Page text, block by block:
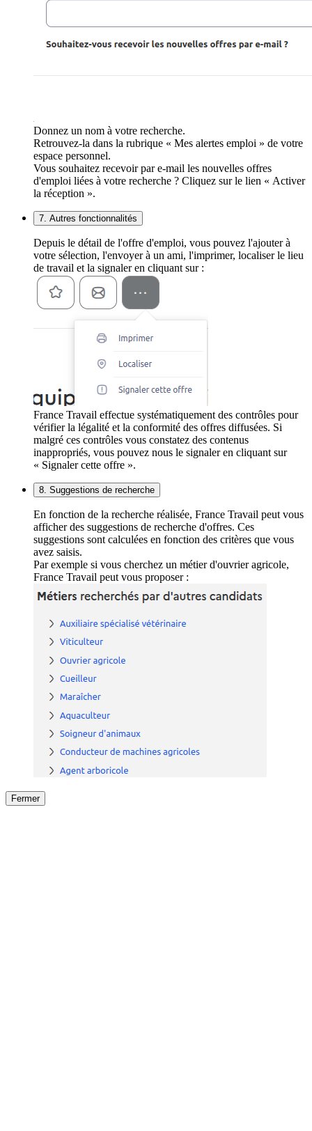
Donnez un nom à votre recherche.
Retrouvez-la dans la rubrique « Mes alertes emploi » de votre
espace personnel.
Vous souhaitez recevoir par e-mail les nouvelles offres
d'emploi liées à votre recherche ? Cliquez sur le lien « Activer
la réception ».
7. Autres fonctionnalités
Depuis le détail de l'offre d'emploi, vous pouvez l'ajouter à
votre sélection, l'envoyer à un ami, l'imprimer, localiser le lieu
de travail et la signaler en cliquant sur :
France Travail effectue systématiquement des contrôles pour
vérifier la légalité et la conformité des offres diffusées. Si
malgré ces contrôles vous constatez des contenus
inappropriés, vous pouvez nous le signaler en cliquant sur
« Signaler cette offre ».
8. Suggestions de recherche
En fonction de la recherche réalisée, France Travail peut vous
afficher des suggestions de recherche d'offres. Ces
suggestions sont calculées en fonction des critères que vous
avez saisis.
Par exemple si vous cherchez un métier d'ouvrier agricole,
France Travail peut vous proposer :
Fermer